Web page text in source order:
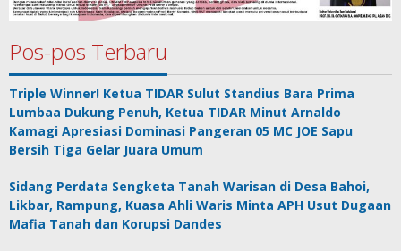
Pos-pos Terbaru
Triple Winner! Ketua TIDAR Sulut Standius Bara Prima
Lumbaa Dukung Penuh, Ketua TIDAR Minut Arnaldo
Kamagi Apresiasi Dominasi Pangeran 05 MC JOE Sapu
Bersih Tiga Gelar Juara Umum
Sidang Perdata Sengketa Tanah Warisan di Desa Bahoi,
Likbar, Rampung, Kuasa Ahli Waris Minta APH Usut Dugaan
Mafia Tanah dan Korupsi Dandes